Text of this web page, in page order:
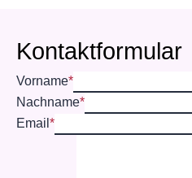
Kontaktformular
Vorname*
Nachname*
Email *